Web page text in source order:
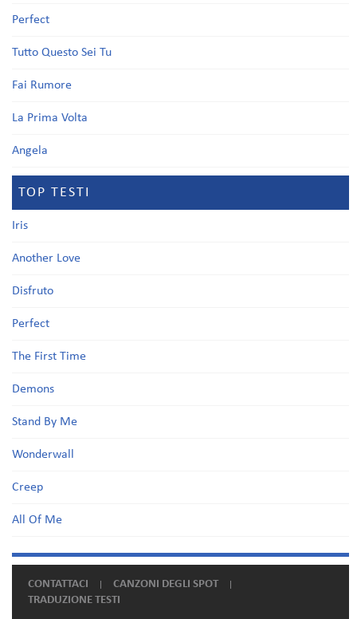
Perfect
Tutto Questo Sei Tu
Fai Rumore
La Prima Volta
Angela
TOP TESTI
Iris
Another Love
Disfruto
Perfect
The First Time
Demons
Stand By Me
Wonderwall
Creep
All Of Me
CONTATTACI
CANZONI DEGLI SPOT
TRADUZIONE TESTI